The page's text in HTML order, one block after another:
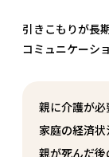
引きこもりが長
コミュニケーシ
親に介護が
家庭の経済
親が死んだ